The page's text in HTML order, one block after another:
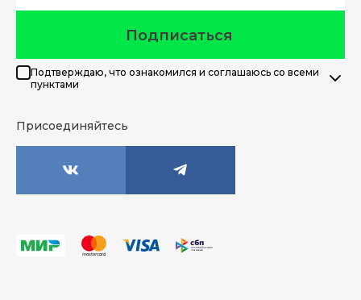
Подписаться
Подтверждаю, что ознакомился и соглашаюсь со всеми
пунктами
Присоединяйтесь